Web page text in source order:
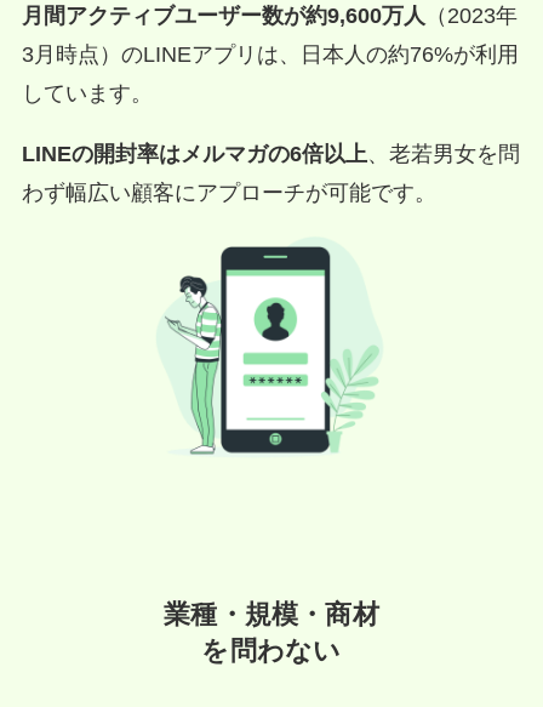
月間アクティブユーザー数が約9,600万人 （2023年
3月時点）のLINEアプリは、日本人の約76%が利用
しています。
LINEの開封率はメルマガの6倍以上、老若男女を問
わず幅広い顧客にアプローチが可能です。
業種・規模・商材
を問わない